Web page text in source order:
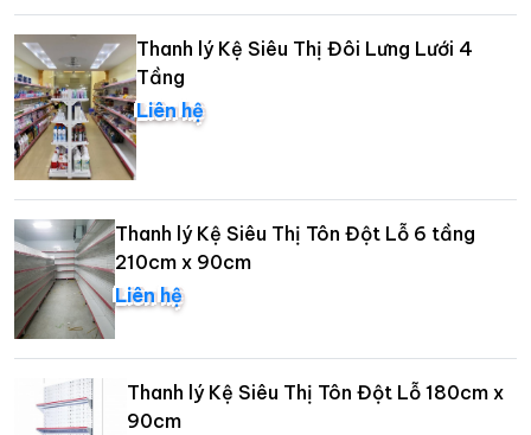
Thanh lý Kệ Siêu Thị Đôi Lưng Lưới 4
Tầng
Liên hệ
Thanh lý Kệ Siêu Thị Tôn Đột Lỗ 6 tầng
210cm x 90cm
Liên hệ
Thanh lý Kệ Siêu Thị Tôn Đột Lỗ 180cm x
90cm